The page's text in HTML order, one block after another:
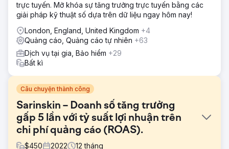
trực tuyến. Mở khóa sự tăng trưởng trực tuyến bằng các
giải pháp kỹ thuật số dựa trên dữ liệu ngay hôm nay!
London, England, United Kingdom +4
Quảng cáo, Quảng cáo tự nhiên +63
Dịch vụ tại gia, Bảo hiểm +29
Bất kì
Câu chuyện thành công
Sarinskin – Doanh số tăng trưởng
gấp 5 lần với tỷ suất lợi nhuận trên
chi phí quảng cáo (ROAS).
$450 2022 12 tháng